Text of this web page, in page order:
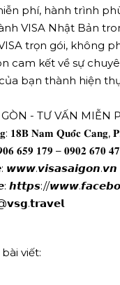
phí, hành trình
VISA Nhật Bản
trọn gói, không
cam kết về sự
bạn thành hiện
GÒN - TƯ VẤN MIỄN
𝟏𝟖𝐁 𝐍𝐚𝐦 𝐐𝐮𝐨̂́𝐜 𝐂𝐚𝐧𝐠,
𝟔𝟓𝟗 𝟏𝟕𝟗 – 𝟎𝟗𝟎𝟐 𝟔𝟕𝟎
𝙬𝙬𝙬.𝙫𝙞𝙨𝙖𝙨𝙖𝙞𝙜𝙤𝙣.𝙫𝙣
𝙝𝙩𝙩𝙥𝙨://
viết: